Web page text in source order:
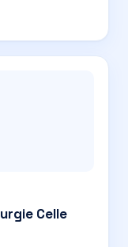
Celle